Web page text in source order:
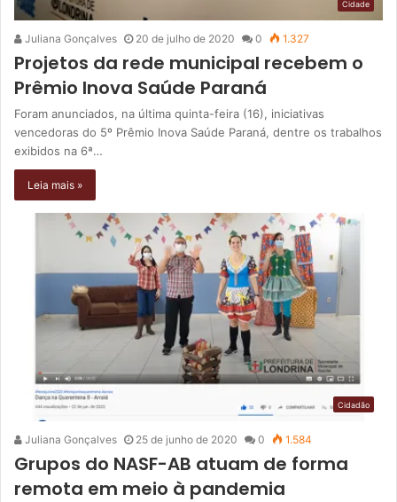
Cidade
Juliana Gonçalves 20 de julho de 2020 0 1.327
Projetos da rede municipal recebem o
Prêmio Inova Saúde Paraná
Foram anunciados, na última quinta-feira (16), iniciativas
vencedoras do 5º Prêmio Inova Saúde Paraná, dentre os trabalhos
exibidos na 6ª…
Leia mais »
Cidadão
Juliana Gonçalves 25 de junho de 2020 0 1.584
Grupos do NASF-AB atuam de forma
remota em meio à pandemia